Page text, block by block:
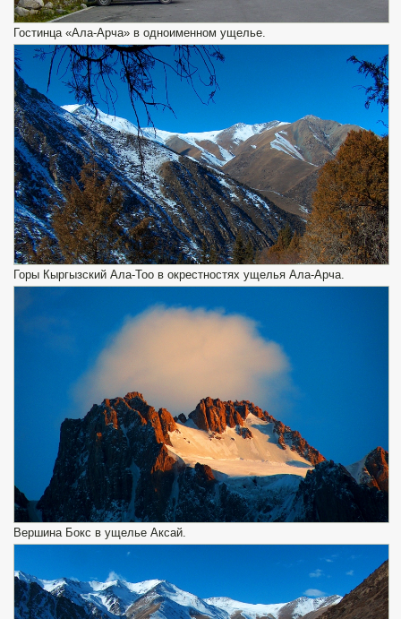
Гостинца «Ала-Арча» в одноименном ущелье.
Горы Кыргызский Ала-Тоо в окрестностях ущелья Ала-Арча.
Вершина Бокс в ущелье Аксай.